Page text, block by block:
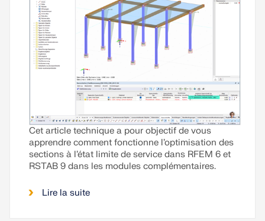
Cet article technique a pour objectif de vous
apprendre comment fonctionne l’optimisation des
sections à l’état limite de service dans RFEM 6 et
RSTAB 9 dans les modules complémentaires.
Lire la suite